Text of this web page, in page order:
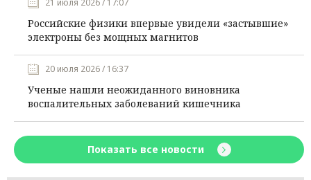
21 июля 2026 / 17:07
Российские физики впервые увидели «застывшие»
электроны без мощных магнитов
20 июля 2026 / 16:37
Ученые нашли неожиданного виновника
воспалительных заболеваний кишечника
Показать все новости